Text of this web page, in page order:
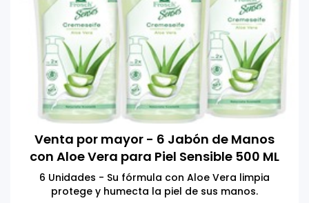
Venta por mayor - 6 Jabón de Manos
con Aloe Vera para Piel Sensible 500 ML
6 Unidades - Su fórmula con Aloe Vera limpia
protege y humecta la piel de sus manos.